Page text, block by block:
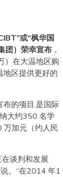
或“枫华国
团）荣幸宣布 ，
）在大温地区购
区提供更好的
的项目,是国际
大约350 名学
加元（约人民
谈判和发展
。“在2014 年1